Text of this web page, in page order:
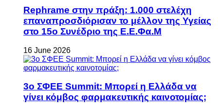
Rephrame στην πράξη: 1.000 στελέχη
επαναπροσδιόρισαν το μέλλον της Υγείας
στο 15ο Συνέδριο της Ε.Ε.Φα.Μ
16 June 2026
3ο ΣΦΕΕ Summit: Μπορεί η Ελλάδα να
γίνει κόμβος φαρμακευτικής καινοτομίας;